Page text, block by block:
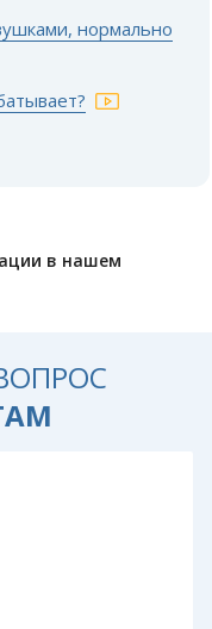
нормально
в нашем